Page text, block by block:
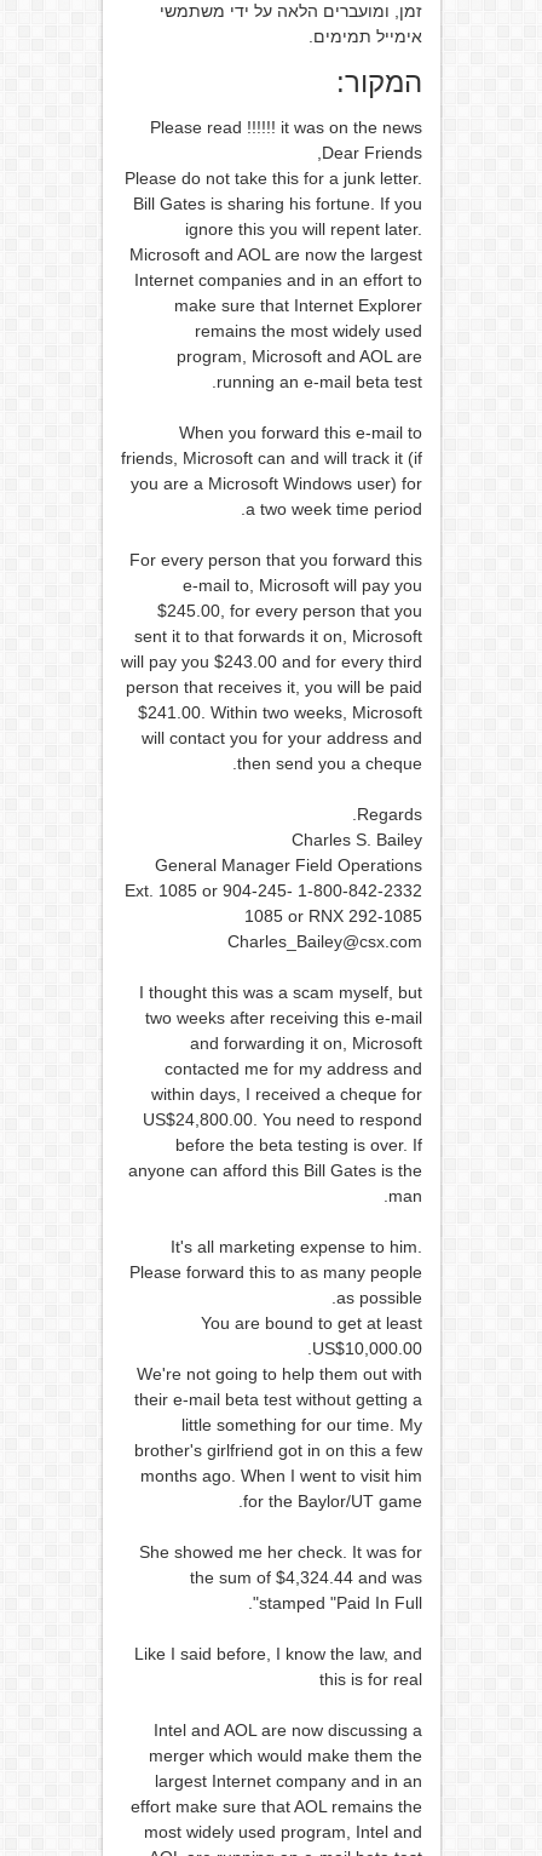
זמן, ומועברים הלאה על ידי משתמשי
אימייל תמימים.
המקור:
Please read !!!!!! it was on the news
Dear Friends,
Please do not take this for a junk letter.
Bill Gates is sharing his fortune. If you
ignore this you will repent later.
Microsoft and AOL are now the largest
Internet companies and in an effort to
make sure that Internet Explorer
remains the most widely used
program, Microsoft and AOL are
running an e-mail beta test.
When you forward this e-mail to
friends, Microsoft can and will track it (if
you are a Microsoft Windows user) for
a two week time period.
For every person that you forward this
e-mail to, Microsoft will pay you
$245.00, for every person that you
sent it to that forwards it on, Microsoft
will pay you $243.00 and for every third
person that receives it, you will be paid
$241.00. Within two weeks, Microsoft
will contact you for your address and
then send you a cheque.
Regards.
Charles S. Bailey
General Manager Field Operations
1-800-842-2332 Ext. 1085 or 904-245-
1085 or RNX 292-1085
Charles_Bailey@csx.com
I thought this was a scam myself, but
two weeks after receiving this e-mail
and forwarding it on, Microsoft
contacted me for my address and
within days, I received a cheque for
US$24,800.00. You need to respond
before the beta testing is over. If
anyone can afford this Bill Gates is the
man.
It's all marketing expense to him.
Please forward this to as many people
as possible.
You are bound to get at least
US$10,000.00.
We're not going to help them out with
their e-mail beta test without getting a
little something for our time. My
brother's girlfriend got in on this a few
months ago. When I went to visit him
for the Baylor/UT game.
She showed me her check. It was for
the sum of $4,324.44 and was
stamped "Paid In Full".
Like I said before, I know the law, and
this is for real
Intel and AOL are now discussing a
merger which would make them the
largest Internet company and in an
effort make sure that AOL remains the
most widely used program, Intel and